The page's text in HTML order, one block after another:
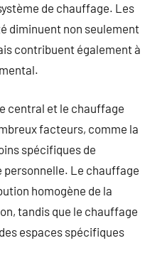
de chauffage. Les
diminuent non seulement
contribuent également à
central et le chauffage
facteurs, comme la
spécifiques de
Le chauffage
homogène de la
tandis que le chauffage
espaces spécifiques